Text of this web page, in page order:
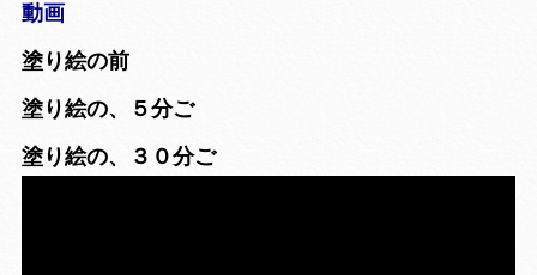
動画
塗り絵の前
塗り絵の、５分ご
塗り絵の、３０分ご